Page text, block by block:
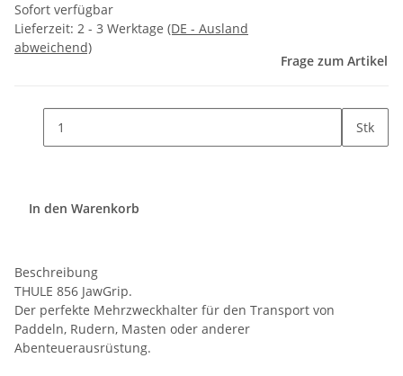
Sofort verfügbar
Lieferzeit: 2 - 3 Werktage (DE - Ausland
abweichend)
Frage zum Artikel
Stk
In den Warenkorb
Beschreibung
THULE 856 JawGrip.
Der perfekte Mehrzweckhalter für den Transport von
Paddeln, Rudern, Masten oder anderer
Abenteuerausrüstung.